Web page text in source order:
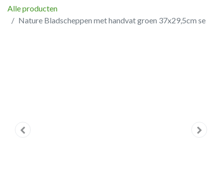
Alle producten
Nature Bladscheppen met handvat groen 37x29,5cm se